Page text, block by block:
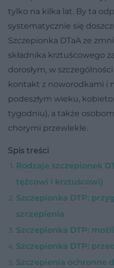
tylko na kilka lat. By ta
systematycznie się
Szczepionka DTaA ze
składnika krztuścowego
dorosłym, w
kontakt z noworodkami i
podeszłym wieku,
tygodniu), a także
chorymi przewlekle.
Spis treści
Rodzaje szczepionek
tężcowi i krztuścowi)
Szczepionka DTP:
szczepienia
Szczepionka DTP:
Szczepionka DTP:
Szczepienia ochronne